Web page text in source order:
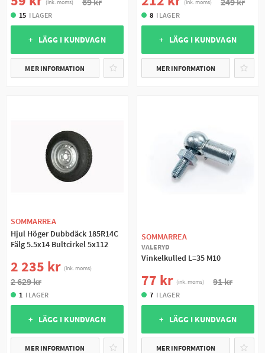
(ink. moms)
15 I LAGER
+ LÄGG I KUNDVAGN
MER INFORMATION
(ink. moms)
8 I LAGER
+ LÄGG I KUNDVAGN
MER INFORMATION
SOMMARREA
Hjul Höger Dubbdäck 185R14C
Fälg 5.5x14 Bultcirkel 5x112
2 235 kr (ink. moms)
2 629 kr
1 I LAGER
+ LÄGG I KUNDVAGN
MER INFORMATION
SOMMARREA
VALERYD
Vinkelkulled L=35 M10
77 kr (ink. moms) 91 kr
7 I LAGER
+ LÄGG I KUNDVAGN
MER INFORMATION